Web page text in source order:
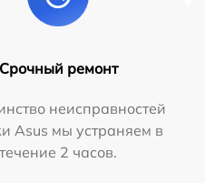
Срочный ремонт
неисправностей
Asus мы устраняем в
течение 2 часов.